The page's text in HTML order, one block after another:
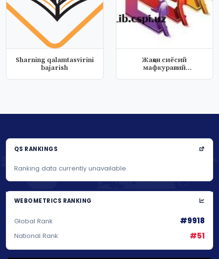
Sharning qalamtasvirini
bajarish
Жаҳон сиёсий
мафкуравий
QS RANKINGS
Ranking data currently unavailable.
WEBOMETRICS RANKING
Global Rank #9918
National Rank #51